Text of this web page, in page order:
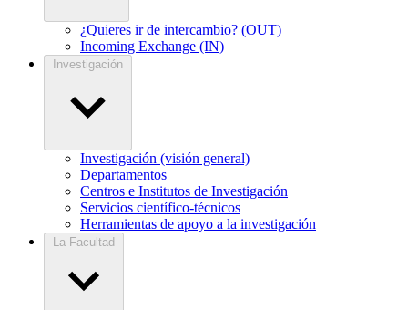
¿Quieres ir de intercambio? (OUT)
Incoming Exchange (IN)
Investigación
Investigación (visión general)
Departamentos
Centros e Institutos de Investigación
Servicios científico-técnicos
Herramientas de apoyo a la investigación
La Facultad